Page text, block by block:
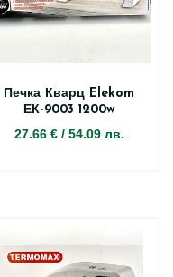
Печка Кварц Elekom
ЕК-9003 1200w
27.66 €/ 54.09 лв.